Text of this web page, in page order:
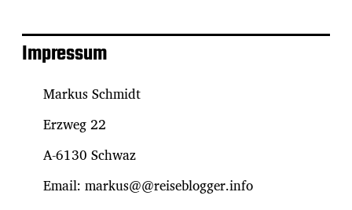
Impressum
Markus Schmidt
Erzweg 22
A-6130 Schwaz
Email: markus@@reiseblogger.info